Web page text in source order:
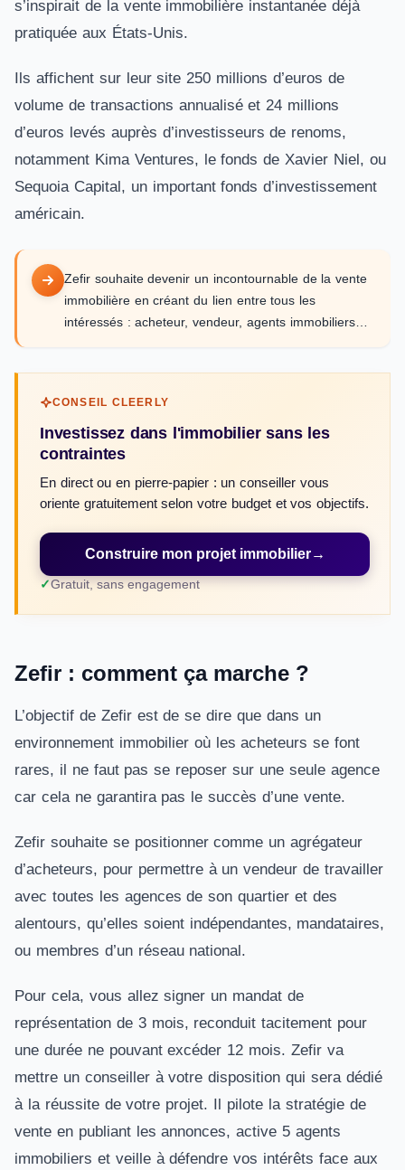
s’inspirait de la vente immobilière instantanée déjà
pratiquée aux États-Unis.
Ils affichent sur leur site 250 millions d’euros de
volume de transactions annualisé et 24 millions
d’euros levés auprès d’investisseurs de renoms,
notamment Kima Ventures, le fonds de Xavier Niel, ou
Sequoia Capital, un important fonds d’investissement
américain.
Zefir souhaite devenir un incontournable de la vente
immobilière en créant du lien entre tous les
intéressés : acheteur, vendeur, agents immobiliers…
CONSEIL CLEERLY
Investissez dans l'immobilier sans les
contraintes
En direct ou en pierre-papier : un conseiller vous
oriente gratuitement selon votre budget et vos objectifs.
Construire mon projet immobilier→
Gratuit, sans engagement
Zefir : comment ça marche ?
L’objectif de Zefir est de se dire que dans un
environnement immobilier où les acheteurs se font
rares, il ne faut pas se reposer sur une seule agence
car cela ne garantira pas le succès d’une vente.
Zefir souhaite se positionner comme un agrégateur
d’acheteurs, pour permettre à un vendeur de travailler
avec toutes les agences de son quartier et des
alentours, qu’elles soient indépendantes, mandataires,
ou membres d’un réseau national.
Pour cela, vous allez signer un mandat de
représentation de 3 mois, reconduit tacitement pour
une durée ne pouvant excéder 12 mois. Zefir va
mettre un conseiller à votre disposition qui sera dédié
à la réussite de votre projet. Il pilote la stratégie de
vente en publiant les annonces, active 5 agents
immobiliers et veille à défendre vos intérêts face aux